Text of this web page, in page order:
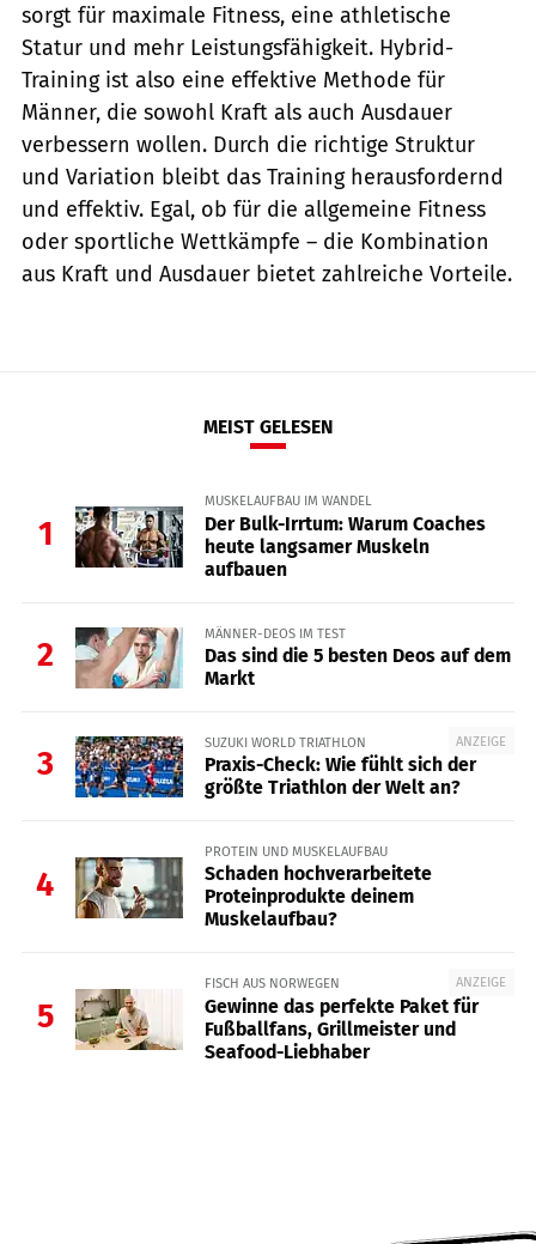
sorgt für maximale Fitness, eine athletische
Statur und mehr Leistungsfähigkeit. Hybrid-
Training ist also eine effektive Methode für
Männer, die sowohl Kraft als auch Ausdauer
verbessern wollen. Durch die richtige Struktur
und Variation bleibt das Training herausfordernd
und effektiv. Egal, ob für die allgemeine Fitness
oder sportliche Wettkämpfe – die Kombination
aus Kraft und Ausdauer bietet zahlreiche Vorteile.
MEIST GELESEN
1
MUSKELAUFBAU IM WANDEL
Der Bulk-Irrtum: Warum Coaches
heute langsamer Muskeln
aufbauen
2
MÄNNER-DEOS IM TEST
Das sind die 5 besten Deos auf dem
Markt
3
ANZEIGE
SUZUKI WORLD TRIATHLON
Praxis-Check: Wie fühlt sich der
größte Triathlon der Welt an?
4
PROTEIN UND MUSKELAUFBAU
Schaden hochverarbeitete
Proteinprodukte deinem
Muskelaufbau?
5
ANZEIGE
FISCH AUS NORWEGEN
Gewinne das perfekte Paket für
Fußballfans, Grillmeister und
Seafood-Liebhaber